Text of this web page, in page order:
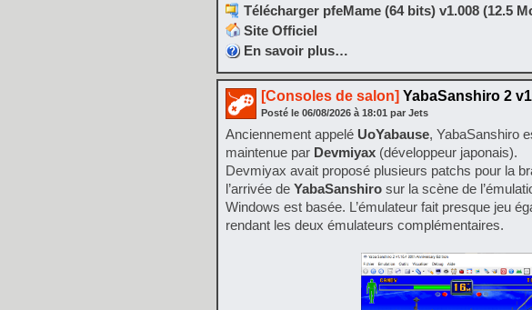
Télécharger pfeMame (64 bits) v1.008 (12.5
Site Officiel
En savoir plus…
[Consoles de salon] YabaSanshiro 2
Posté le 06/08/2026 à 18:01 par Jets
Anciennement appelé UoYabause, YabaSanshiro
maintenue par Devmiyax (développeur japonais).
Devmiyax avait proposé plusieurs patchs pour la
l’arrivée de YabaSanshiro sur la scène de
Windows est basée. L’émulateur fait presque jeu
rendant les deux émulateurs complémentaires.